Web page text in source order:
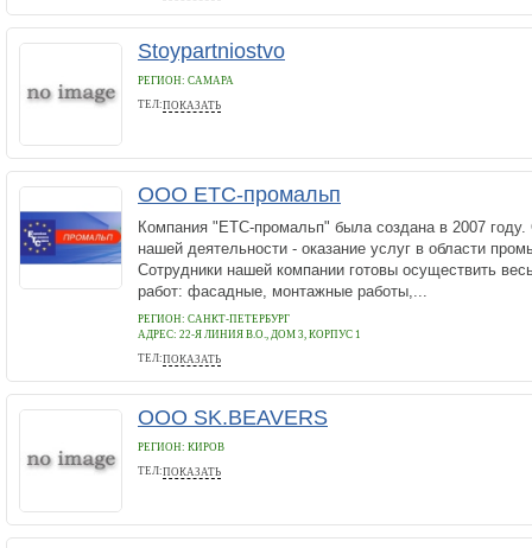
Stoypartniostvo
РЕГИОН: САМАРА
ТЕЛ:ПОКАЗАТЬ
89170368820
ООО ЕТС-промальп
Компания "ЕТС-промальп" была создана в 2007 году.
нашей деятельности - оказание услуг в области
Сотрудники нашей компании готовы осуществить
работ: фасадные, монтажные работы,...
РЕГИОН: САНКТ-ПЕТЕРБУРГ
АДРЕС: 22-Я ЛИНИЯ В.О., ДОМ 3, КОРПУС 1
ТЕЛ:ПОКАЗАТЬ
+7(812) 324 88 05
ООО SK.BEAVERS
РЕГИОН: КИРОВ
ТЕЛ:ПОКАЗАТЬ
8 953 676-83-94